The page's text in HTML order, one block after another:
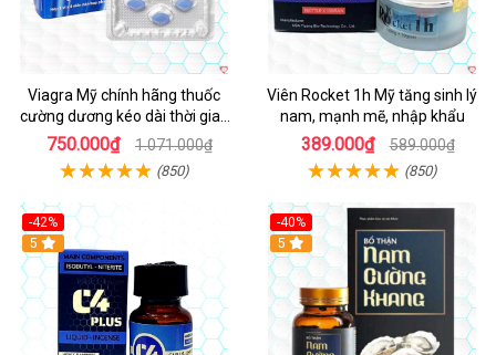
Viagra Mỹ chính hãng thuốc
cường dương kéo dài thời gian
cho Nam nhập khẩu chính ngạch
750.000₫ 1.071.000₫
(850)
Viên Rocket 1h Mỹ tăng sinh lý
nam, mạnh mẽ, nhập khẩu
389.000₫ 589.000₫
(850)
-42%
5
-40%
5